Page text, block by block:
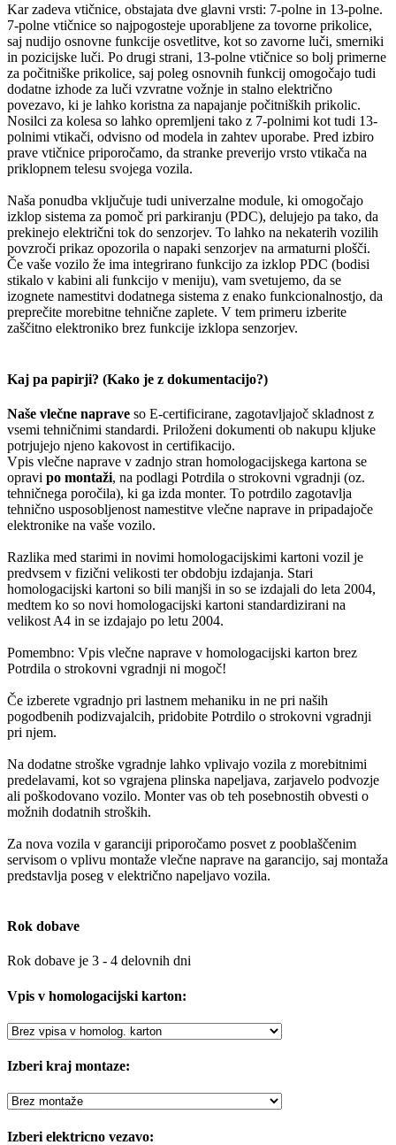
Kar zadeva vtičnice, obstajata dve glavni vrsti: 7-polne in 13-polne.
7-polne vtičnice so najpogosteje uporabljene za tovorne prikolice,
saj nudijo osnovne funkcije osvetlitve, kot so zavorne luči, smerniki
in pozicijske luči. Po drugi strani, 13-polne vtičnice so bolj primerne
za počitniške prikolice, saj poleg osnovnih funkcij omogočajo tudi
dodatne izhode za luči vzvratne vožnje in stalno električno
povezavo, ki je lahko koristna za napajanje počitniških prikolic.
Nosilci za kolesa so lahko opremljeni tako z 7-polnimi kot tudi 13-
polnimi vtikači, odvisno od modela in zahtev uporabe. Pred izbiro
prave vtičnice priporočamo, da stranke preverijo vrsto vtikača na
priklopnem telesu svojega vozila.
Naša ponudba vključuje tudi univerzalne module, ki omogočajo
izklop sistema za pomoč pri parkiranju (PDC), delujejo pa tako, da
prekinejo električni tok do senzorjev. To lahko na nekaterih vozilih
povzroči prikaz opozorila o napaki senzorjev na armaturni plošči.
Če vaše vozilo že ima integrirano funkcijo za izklop PDC (bodisi
stikalo v kabini ali funkcijo v meniju), vam svetujemo, da se
izognete namestitvi dodatnega sistema z enako funkcionalnostjo, da
preprečite morebitne tehnične zaplete. V tem primeru izberite
zaščitno elektroniko brez funkcije izklopa senzorjev.
Kaj pa papirji? (Kako je z dokumentacijo?)
Naše vlečne naprave so E-certificirane, zagotavljajoč skladnost z
vsemi tehničnimi standardi. Priloženi dokumenti ob nakupu kljuke
potrjujejo njeno kakovost in certifikacijo.
Vpis vlečne naprave v zadnjo stran homologacijskega kartona se
opravi po montaži, na podlagi Potrdila o strokovni vgradnji (oz.
tehničnega poročila), ki ga izda monter. To potrdilo zagotavlja
tehnično usposobljenost namestitve vlečne naprave in pripadajoče
elektronike na vaše vozilo.
Razlika med starimi in novimi homologacijskimi kartoni vozil je
predvsem v fizični velikosti ter obdobju izdajanja. Stari
homologacijski kartoni so bili manjši in so se izdajali do leta 2004,
medtem ko so novi homologacijski kartoni standardizirani na
velikost A4 in se izdajajo po letu 2004.
Pomembno: Vpis vlečne naprave v homologacijski karton brez
Potrdila o strokovni vgradnji ni mogoč!
Če izberete vgradnjo pri lastnem mehaniku in ne pri naših
pogodbenih podizvajalcih, pridobite Potrdilo o strokovni vgradnji
pri njem.
Na dodatne stroške vgradnje lahko vplivajo vozila z morebitnimi
predelavami, kot so vgrajena plinska napeljava, zarjavelo podvozje
ali poškodovano vozilo. Monter vas ob teh posebnostih obvesti o
možnih dodatnih stroških.
Za nova vozila v garanciji priporočamo posvet z pooblaščenim
servisom o vplivu montaže vlečne naprave na garancijo, saj montaža
predstavlja poseg v električno napeljavo vozila.
Rok dobave
Rok dobave je 3 - 4 delovnih dni
Vpis v homologacijski karton:
Izberi kraj montaze:
Izberi elektricno vezavo: